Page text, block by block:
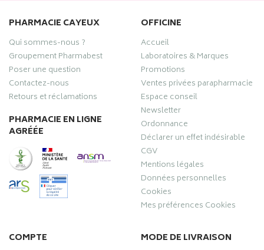
PHARMACIE CAYEUX
Qui sommes-nous ?
Groupement Pharmabest
Poser une question
Contactez-nous
Retours et réclamations
PHARMACIE EN LIGNE
AGRÉÉE
OFFICINE
Accueil
Laboratoires & Marques
Promotions
Ventes privées parapharmacie
Espace conseil
Newsletter
Ordonnance
Déclarer un effet indésirable
CGV
Mentions légales
Données personnelles
Cookies
Mes préférences Cookies
COMPTE MODE DE LIVRAISON